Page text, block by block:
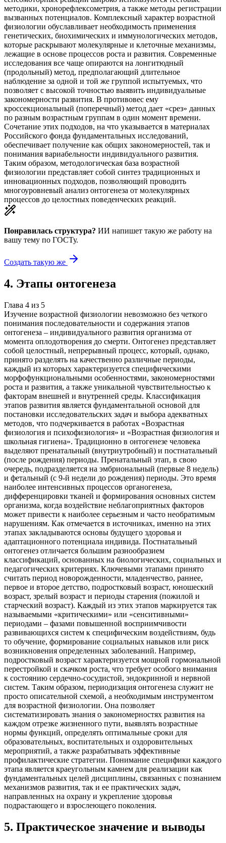
методики, хронорефлексометрия, а также методы регистрации
вызванных потенциалов. Комплексный характер возрастной
физиологии обуславливает необходимость применения
генетических, биохимических и иммунологических методов,
которые раскрывают молекулярные и клеточные механизмы,
лежащие в основе процессов роста и развития. Современные
исследования все чаще опираются на лонгитюдный
(продольный) метод, предполагающий длительное
наблюдение за одной и той же группой испытуемых, что
позволяет с высокой точностью выявить индивидуальные
закономерности развития. В противовес ему
кроссекциональный (поперечный) метод дает «срез» данных
по разным возрастным группам в один момент времени.
Сочетание этих подходов, на что указывается в материалах
Российского фонда фундаментальных исследований,
обеспечивает получение как общих закономерностей, так и
понимания вариабельности индивидуального развития.
Таким образом, методологическая база возрастной
физиологии представляет собой синтез традиционных и
инновационных подходов, позволяющий проводить
многоуровневый анализ онтогенеза от молекулярных
процессов до целостных поведенческих реакций.
Понравилась структура? ИИ напишет такую же работу на
вашу тему по ГОСТу.
Создать такую же
4. Этапы онтогенеза
Глава 4 из 5
Изучение возрастной физиологии невозможно без четкого
понимания последовательности и содержания этапов
онтогенеза – индивидуального развития организма от
момента оплодотворения до смерти. Онтогенез представляет
собой целостный, непрерывный процесс, который, однако,
принято разделять на качественно различные периоды,
каждый из которых характеризуется специфическими
морфофункциональными особенностями, закономерностями
роста и развития, а также уникальной чувствительностью к
факторам внешней и внутренней среды. Классификация
этапов развития является фундаментальной основой для
постановки исследовательских задач и выбора адекватных
методов, что подчеркивается в работах «Возрастная
физиология и психофизиология» и «Возрастная физиология и
школьная гигиена». Традиционно в онтогенезе человека
выделяют пренатальный (внутриутробный) и постнатальный
(после рождения) периоды. Пренатальный этап, в свою
очередь, подразделяется на эмбриональный (первые 8 недель)
и фетальный (с 9-й недели до рождения) периоды. Это время
наиболее интенсивных процессов органогенеза,
дифференцировки тканей и формирования основных систем
организма, когда воздействие неблагоприятных факторов
может привести к наиболее серьезным и часто необратимым
нарушениям. Как отмечается в источниках, именно на этих
этапах закладываются основы будущего здоровья и
адаптационного потенциала индивида. Постнатальный
онтогенез отличается большим разнообразием
классификаций, основанных на биологических, социальных и
педагогических критериях. Ключевыми этапами принято
считать период новорожденности, младенчество, раннее,
первое и второе детство, подростковый возраст, юношеский
возраст, зрелый возраст и периоды старения (пожилой и
старческий возраст). Каждый из этих этапов маркируется так
называемыми «критическими» или «сенситивными»
периодами – фазами повышенной восприимчивости
развивающихся систем к специфическим воздействиям, будь
то обучение, формирование социальных навыков или риск
возникновения определенных заболеваний. Например,
подростковый возраст характеризуется мощной гормональной
перестройкой и скачком роста, что требует особого внимания
к состоянию сердечно-сосудистой, эндокринной и нервной
систем. Таким образом, периодизация онтогенеза служит не
просто описательной схемой, а необходимым инструментом
для возрастной физиологии. Она позволяет
систематизировать знания о закономерностях развития на
каждом отрезке жизненного пути, выявлять возрастные
нормы функций, определять оптимальные сроки для
образовательных, воспитательных и оздоровительных
мероприятий, а также разрабатывать эффективные
профилактические стратегии. Понимание специфики каждого
этапа является краеугольным камнем для реализации как
фундаментальных целей дисциплины, связанных с познанием
механизмов развития, так и ее практических задач,
направленных на охрану и укрепление здоровья
подрастающего и взрослеющего поколения.
5. Практическое значение и выводы